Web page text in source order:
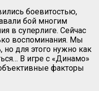
боевитостью,
бой многим
в суперлиге. Сейчас
воспоминания. Мы
для этого нужно как
В игре с «Динамо»
факторы